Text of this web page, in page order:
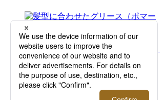
髪型に合わせたグリース（ポマード）の使い
方を美容師が直伝。おすすめのヘアスタイリ
ング剤選びに悩むメンズは必見！【2026年7